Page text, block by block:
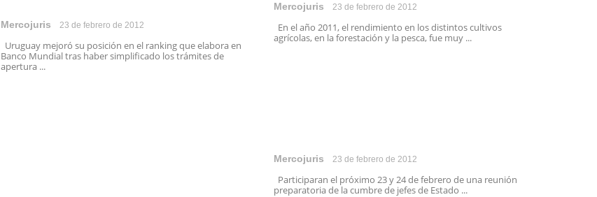
Mercojuris 23 de febrero de 2012
Uruguay mejoró su posición en el ranking que elabora en
Banco Mundial tras haber simplificado los trámites de
apertura ...
Mercojuris 23 de febrero de 2012
En el año 2011, el rendimiento en los distintos cultivos
agrícolas, en la forestación y la pesca, fue muy ...
Mercojuris 23 de febrero de 2012
Participaran el próximo 23 y 24 de febrero de una reunión
preparatoria de la cumbre de jefes de Estado ...